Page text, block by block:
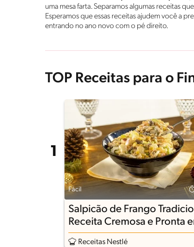
uma mesa farta. Separamos algumas receitas
Esperamos que essas receitas ajudem você a
entrando no ano novo com o pé direito.
TOP Receitas para o
Fácil
Salpicão de Frango
Receita Cremosa e Pronta
Minutos
Receitas Nestlé